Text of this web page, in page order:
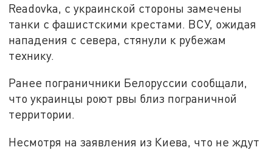
Readovka, с украинской стороны замечены
танки с фашистскими крестами. ВСУ, ожидая
нападения с севера, стянули к рубежам
технику.
Ранее пограничники Белоруссии сообщали,
что украинцы роют рвы близ пограничной
территории.
Несмотря на заявления из Киева, что не ждут